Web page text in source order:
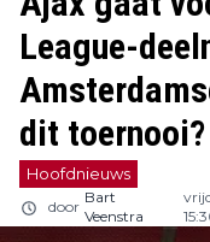
League-
dit toernooi?
Hoofdnieuws
door
Bart
Veenstra